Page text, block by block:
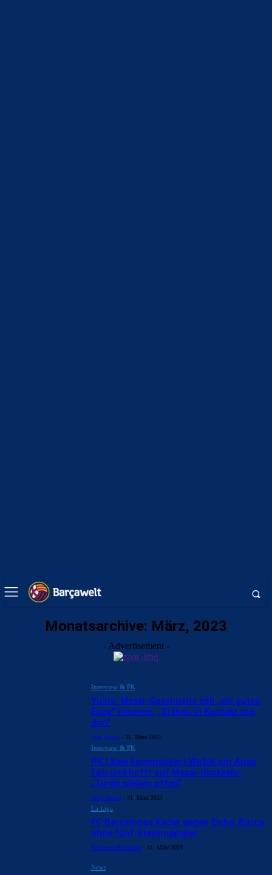
Monatsarchive: März, 2023
- Advertisement -
Interview & PK
Yuste: Messi-Geschichte soll „ein gutes
Ende“ nehmen: „Stehen in Kontakt mit
ihm“
Alex Truica - 31. März 2023
Interview & PK
PK | Xavi kommentiert Wirbel um Ansu
Fati und hofft auf Messi-Rückkehr:
„Türen stehen offen“
Filip Knopp - 31. März 2023
La Liga
FC Barcelonas Kader gegen Elche: Barça
ohne fünf Stammspieler
Barçawelt Redaktion - 31. März 2023
News